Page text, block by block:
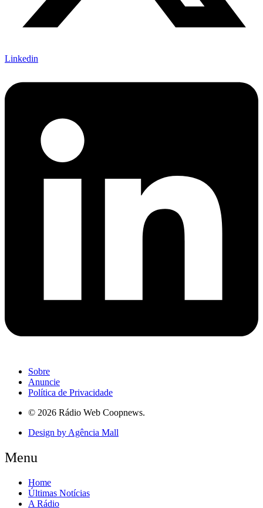
Linkedin
Sobre
Anuncie
Política de Privacidade
© 2026 Rádio Web Coopnews.
Design by Agência Mall
Menu
Home
Últimas Notícias
A Rádio